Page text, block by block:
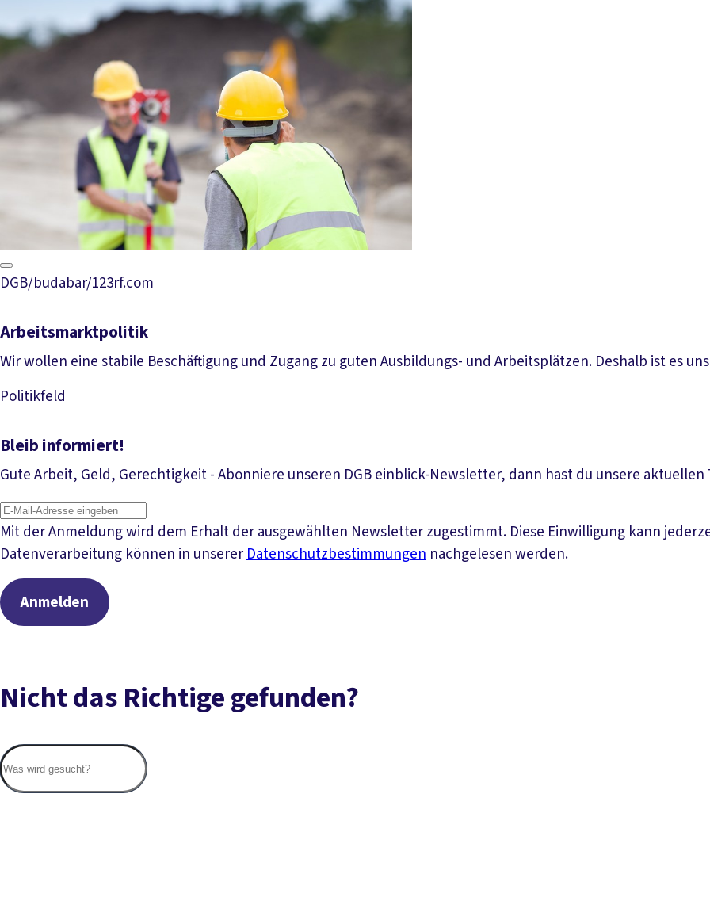
DGB/budabar/123rf.com
Arbeitsmarktpolitik
Wir wollen eine stabile Beschäftigung und Zugang zu guten Ausbildungs- und Arbeitsplätzen. Deshalb ist es
Politikfeld
Bleib informiert!
Gute Arbeit, Geld, Gerechtigkeit - Abonniere unseren DGB einblick-Newsletter, dann hast du unsere
Mit der Anmeldung wird dem Erhalt der ausgewählten Newsletter zugestimmt. Diese Einwilligung kann
Datenverarbeitung können in unsererDatenschutzbestimmungen nachgelesen werden.
Anmelden
Nicht das Richtige gefunden?